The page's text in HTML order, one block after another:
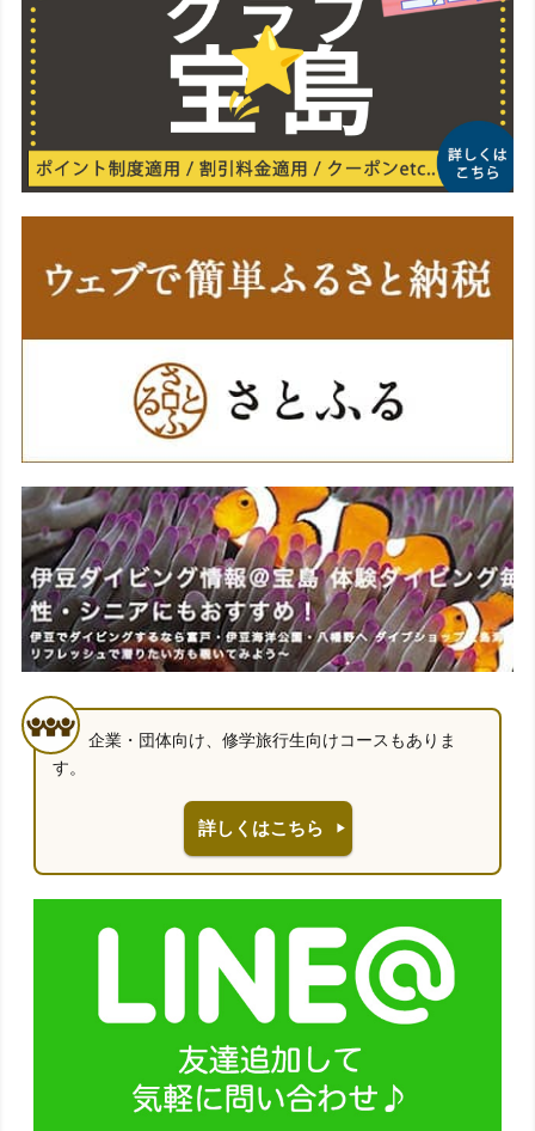
企業・団体向け、修学旅行生向けコースもありま
す。
詳しくはこちら